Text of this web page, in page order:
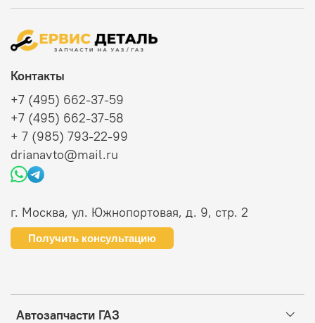
Автозапчасти ГАЗ
Контакты
+7 (495) 662-37-59
+7 (495) 662-37-58
+ 7 (985) 793-22-99
drianavto@mail.ru
г. Москва, ул. Южнопортовая, д. 9, стр. 2
Получить консультацию